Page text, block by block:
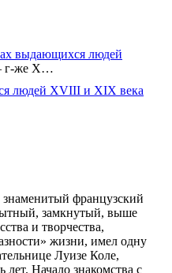
выдающихся людей
г-же Х…
людей XVIII и XIX века
французский
замкнутый, выше
и творчества,
жизни, имел одну
Луизе Коле,
лет. Начало знакомства с